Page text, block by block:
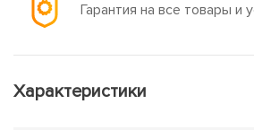
Гарантия на все товары и
Характеристики